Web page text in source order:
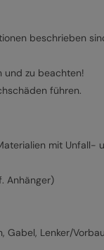
beschrieben
und zu beachten!
führen.
mit Unfall-
Anhänger)
Lenker/